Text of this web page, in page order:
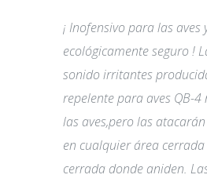
¡ Inofensivo para las aves
ecológicamente seguro !
sonido irritantes
repelente para aves QB-
las aves,pero las
en cualquier área
cerrada donde aniden.